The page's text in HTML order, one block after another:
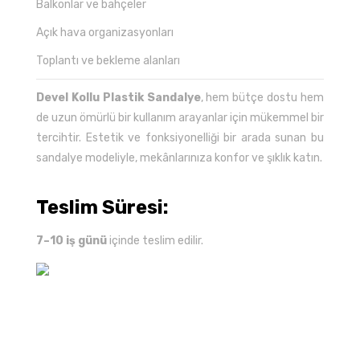
Balkonlar ve bahçeler
Açık hava organizasyonları
Toplantı ve bekleme alanları
Devel Kollu Plastik Sandalye, hem bütçe dostu hem
de uzun ömürlü bir kullanım arayanlar için mükemmel bir
tercihtir. Estetik ve fonksiyonelliği bir arada sunan bu
sandalye modeliyle, mekânlarınıza konfor ve şıklık katın.
Teslim Süresi:
7–10 iş günü içinde teslim edilir.